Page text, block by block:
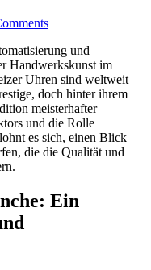
und
Handwerkskunst im
Uhren sind weltweit
doch hinter ihrem
meisterhafter
und die Rolle
es sich, einen Blick
die die Qualität und
Ein